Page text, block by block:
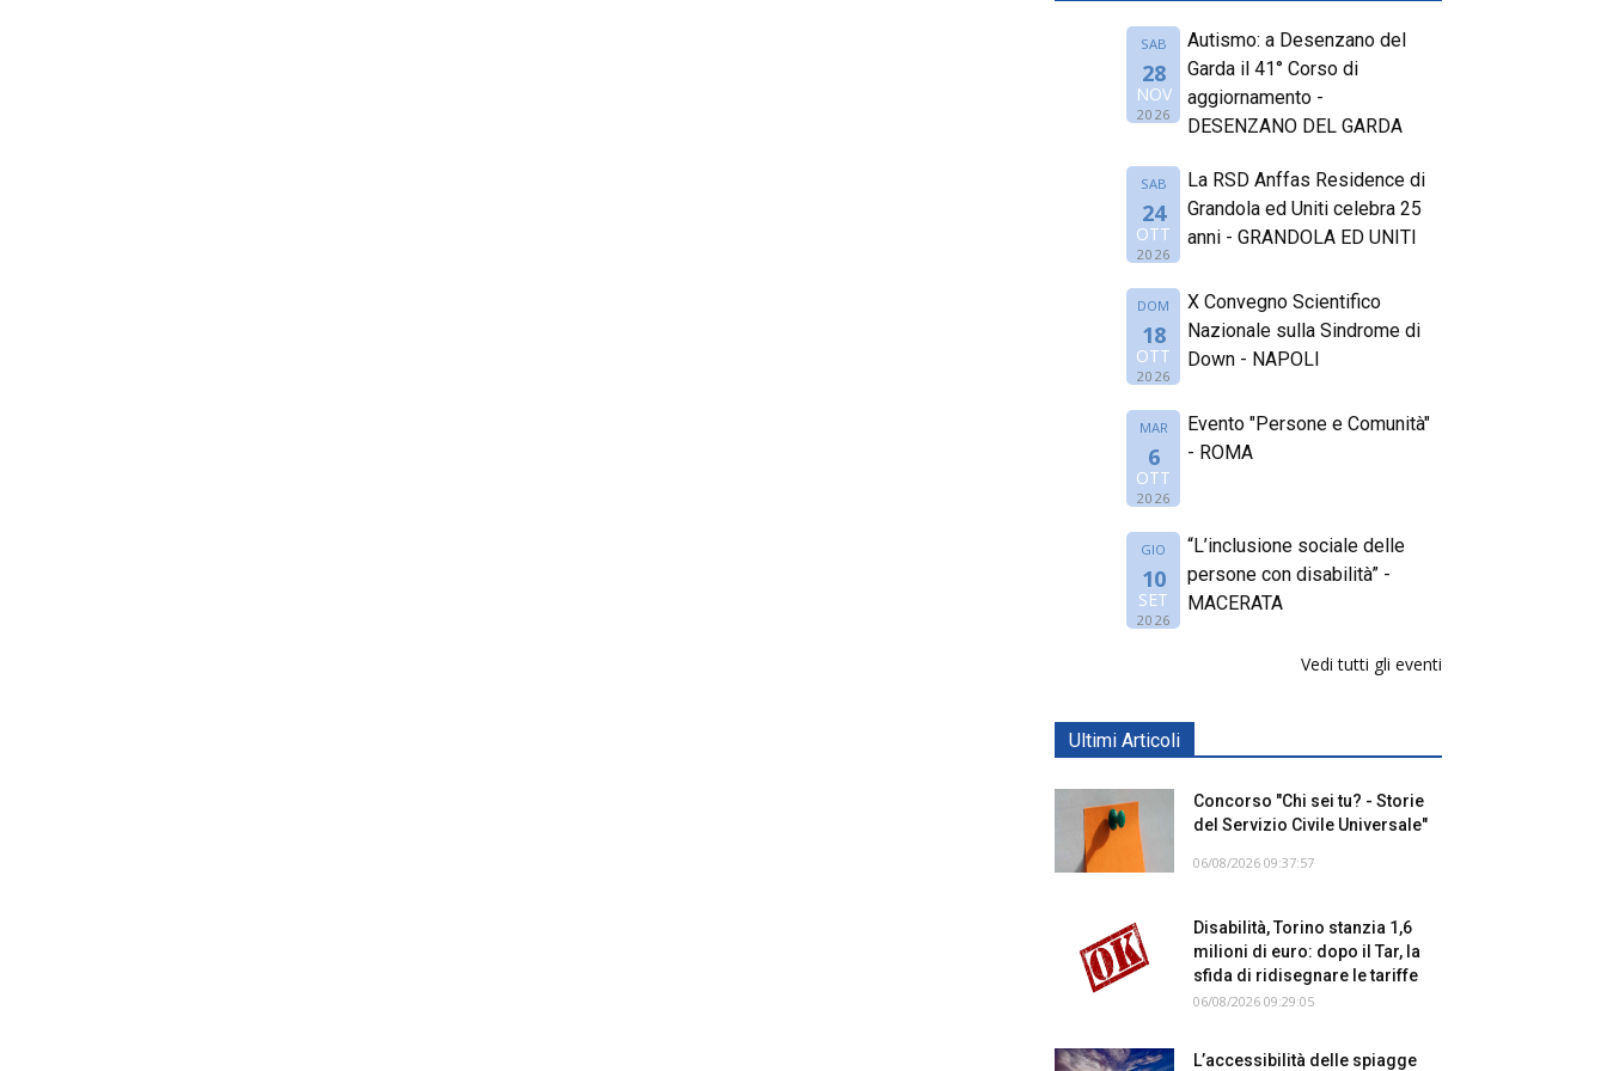
SAB
28
NOV
2026
Autismo: a Desenzano del
Garda il 41° Corso di
aggiornamento -
DESENZANO DEL GARDA
SAB
24
OTT
2026
La RSD Anffas Residence di
Grandola ed Uniti celebra 25
anni - GRANDOLA ED UNITI
DOM
18
OTT
2026
X Convegno Scientifico
Nazionale sulla Sindrome di
Down - NAPOLI
MAR
6
OTT
2026
Evento "Persone e Comunità"
- ROMA
GIO
10
SET
2026
“L’inclusione sociale delle
persone con disabilità” -
MACERATA
Vedi tutti gli eventi
Ultimi Articoli
Concorso "Chi sei tu? - Storie
del Servizio Civile Universale"
06/08/2026 09:37:57
Disabilità, Torino stanzia 1,6
milioni di euro: dopo il Tar, la
sfida di ridisegnare le tariffe
06/08/2026 09:29:05
L’accessibilità delle spiagge